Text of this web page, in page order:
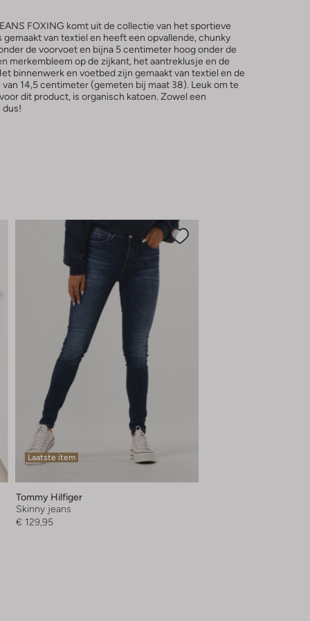
FOXING komt uit de collectie van het sportieve
gemaakt van textiel en heeft een opvallende, chunky
de voorvoet en bijna 5 centimeter hoog onder de
merkembleem op de zijkant, het aantreklusje en de
binnenwerk en voetbed zijn gemaakt van textiel en de
14,5 centimeter (gemeten bij maat 38). Leuk om te
dit product, is organisch katoen. Zowel een
dus!
Laatste item
Tommy Hilfiger
Skinny jeans
€ 129,95